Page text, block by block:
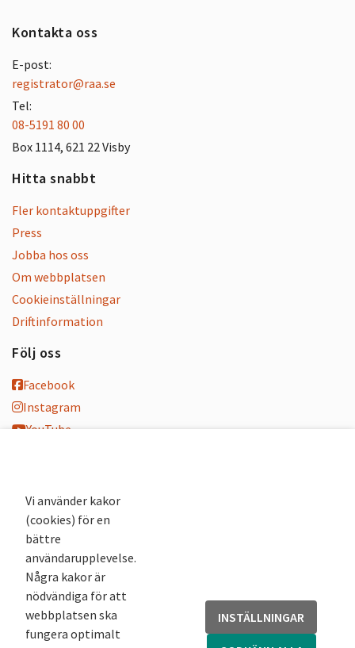
Kontakta oss
E-post:
registrator@raa.se
Tel:
08-5191 80 00
Box 1114, 621 22 Visby
Hitta snabbt
Fler kontaktuppgifter
Press
Jobba hos oss
Om webbplatsen
Cookieinställningar
Driftinformation
Följ oss
Facebook
Instagram
YouTube
Nyhetsbrev
Andra webbplatser
Arkivsök
Fornsök
Fornreg
Bebyggelseregistret
Vi använder kakor
(cookies) för en
bättre
användarupplevelse.
Några kakor är
nödvändiga för att
webbplatsen ska
fungera optimalt
INSTÄLLNINGAR